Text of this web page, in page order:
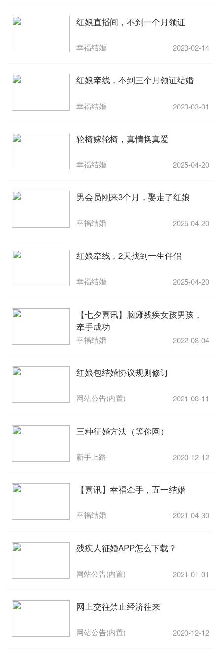
红娘直播间，不到一个月领证
幸福结婚 2023-02-14
红娘牵线，不到三个月领证结婚
幸福结婚 2023-03-01
轮椅嫁轮椅，真情换真爱
幸福结婚 2025-04-20
男会员刚来3个月，娶走了红娘
幸福结婚 2025-04-20
红娘牵线，2天找到一生伴侣
幸福结婚 2025-04-20
【七夕喜讯】脑瘫残疾女孩男孩，
牵手成功
幸福结婚 2022-08-04
红娘包结婚协议规则修订
网站公告(内置) 2021-08-11
三种征婚方法（等你网）
新手上路 2020-12-12
【喜讯】幸福牵手，五一结婚
幸福结婚 2021-04-30
残疾人征婚APP怎么下载？
网站公告(内置) 2021-01-01
网上交往禁止经济往来
网站公告(内置) 2020-12-12